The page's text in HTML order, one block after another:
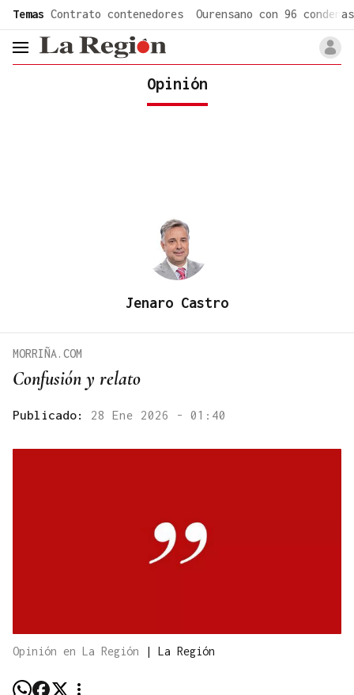
Temas Contrato contenedores Ourensano con 96 condenas
header.menu.open
Opinión
Jenaro Castro
Confusión y relato
MORRIÑA.COM
Publicado: 28 Ene 2026 - 01:40
Opinión en La Región | La Región